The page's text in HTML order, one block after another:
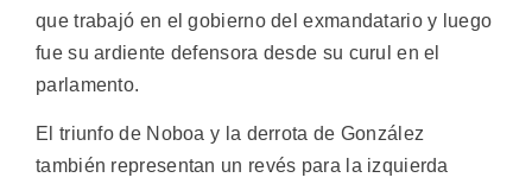
que trabajó en el gobierno del exmandatario y luego
fue su ardiente defensora desde su curul en el
parlamento.
El triunfo de Noboa y la derrota de González
también representan un revés para la izquierda